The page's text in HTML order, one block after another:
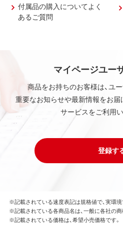
付属品の購入についてよく
あるご質問
マイページユー
商品をお持ちのお客様は、ユ
重要なお知らせや最新情報をお届
サービスをご利用
登録す
※記載されている速度表記は規格値で、実環境
※記載されている各商品名は、一般に各社の商
※記載されている価格は、希望小売価格です。